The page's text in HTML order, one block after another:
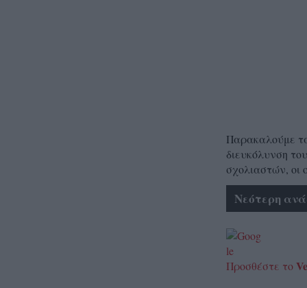
Παρακαλούμε
διευκόλυνση
σχολιαστών, οι
Νεότερη
Προσθέστε το